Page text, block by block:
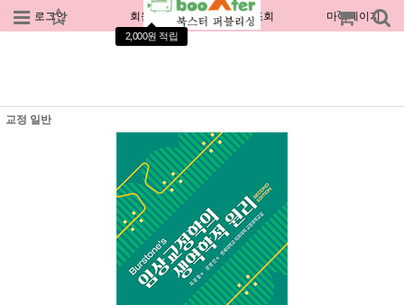
로그인 회원가입
2,000원 적립
주문조회 마이페이지
교정 일반